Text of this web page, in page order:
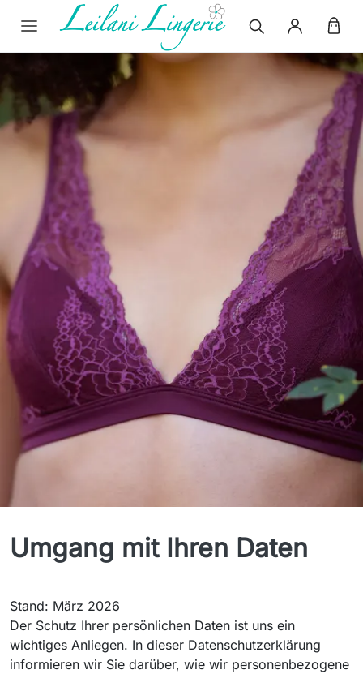
Datenschutzerklärung
Umgang mit Ihren Daten
Stand: März 2026
Der Schutz Ihrer persönlichen Daten ist uns ein
wichtiges Anliegen. In dieser Datenschutzerklärung
informieren wir Sie darüber, wie wir personenbezogene